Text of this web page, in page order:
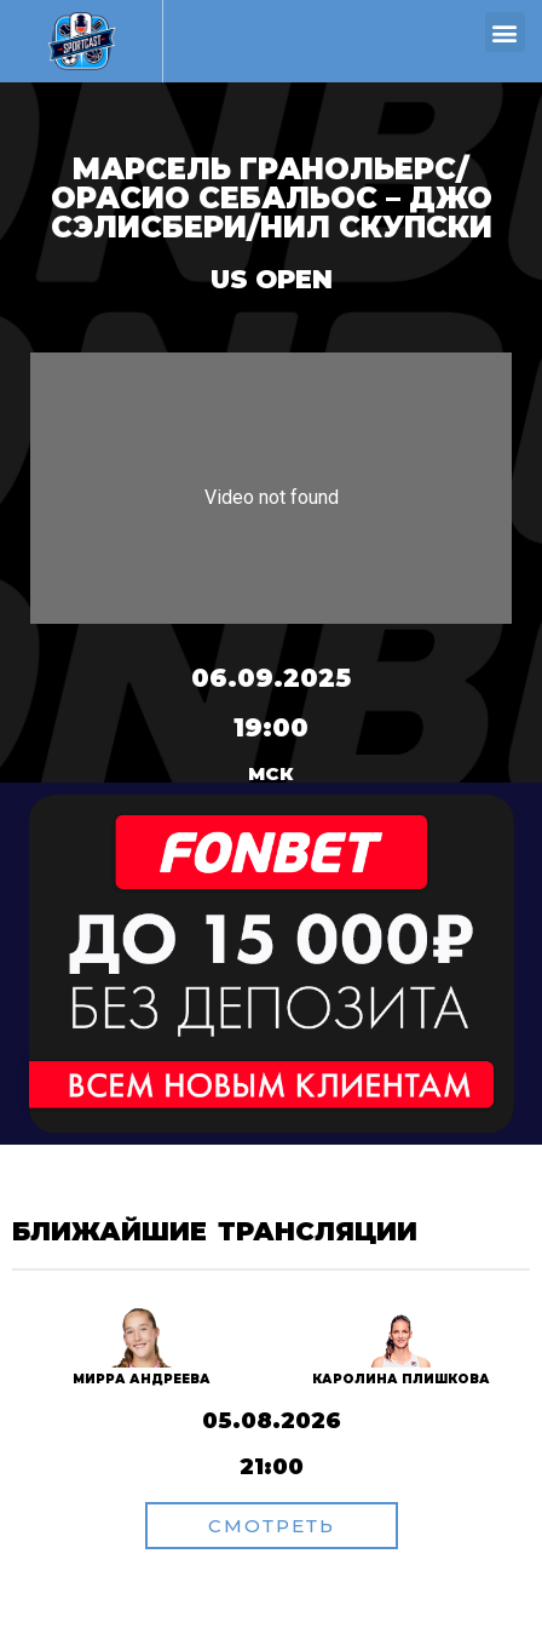
МАРСЕЛЬ ГРАНОЛЬЕРС/
ОРАСИО СЕБАЛЬОС – ДЖО
СЭЛИСБЕРИ/НИЛ СКУПСКИ
US OPEN
06.09.2025
19:00
МСК
БЛИЖАЙШИЕ ТРАНСЛЯЦИИ
МИРРА АНДРЕЕВА КАРОЛИНА ПЛИШКОВА
05.08.2026
21:00
СМОТРЕТЬ